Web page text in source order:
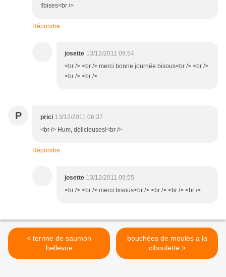
!!bises<br />
Répondre
josette 13/12/2011 09:54
<br /> <br /> merci bonne journée bisous<br /> <br />
<br /> <br />
P prici 13/12/2011 06:37
<br /> Hum, délicieuses!<br />
Répondre
josette 13/12/2011 09:55
<br /> <br /> merci bisous<br /> <br /> <br /> <br />
< terrine de saumon
bellevue
bouchées de moules a la
ciboulette >